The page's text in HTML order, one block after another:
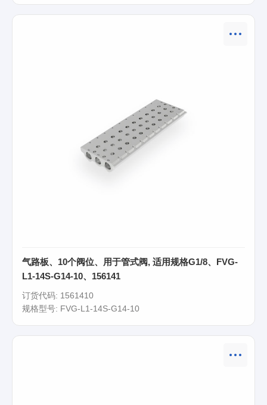
气路板、10个阀位、用于管式阀, 适用规格G1/8、FVG-
L1-14S-G14-10、156141
订货代码: 1561410
规格型号: FVG-L1-14S-G14-10